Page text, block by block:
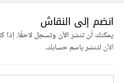
انضم إلى النقاش
يمكنك أن تنشر الآن وتسجل لاحقًا.
الآنلتنشر باسم حسابك.